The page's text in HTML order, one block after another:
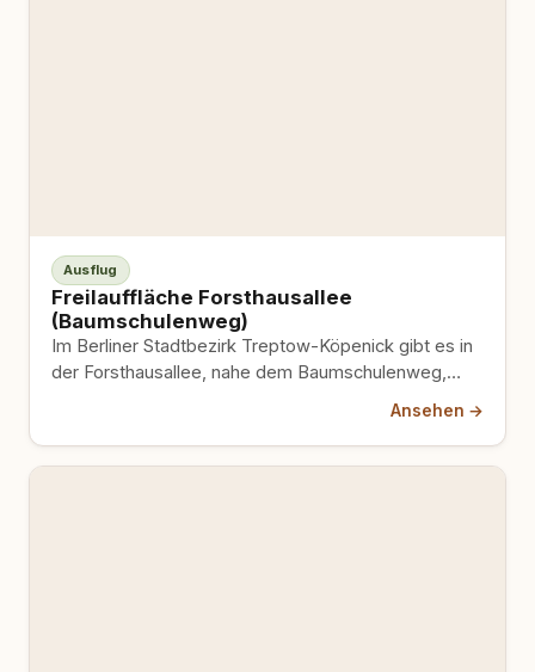
Ausflug
Freilauffläche Forsthausallee
(Baumschulenweg)
Im Berliner Stadtbezirk Treptow-Köpenick gibt es in
der Forsthausallee, nahe dem Baumschulenweg,
eine offizielle Freilauffläche für Hunde, auf…
Ansehen →